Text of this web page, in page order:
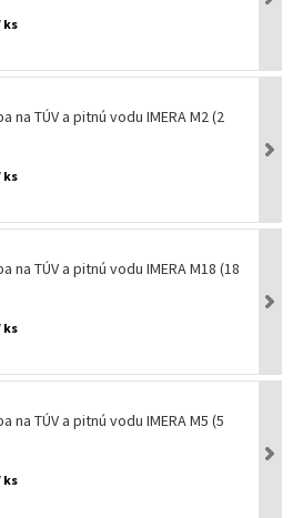
ks
na TÚV a pitnú vodu IMERA M2 (2
ks
na TÚV a pitnú vodu IMERA M18 (18
ks
na TÚV a pitnú vodu IMERA M5 (5
ks